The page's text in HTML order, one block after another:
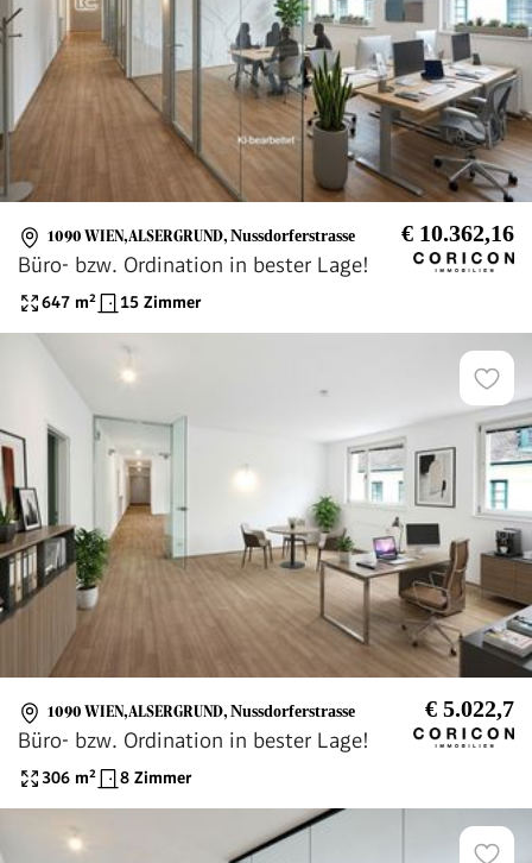
1090 WIEN,ALSERGRUND, Nussdorferstrasse € 10.362,16
Büro- bzw. Ordination in bester Lage!
647 m² 15 Zimmer
1090 WIEN,ALSERGRUND, Nussdorferstrasse € 5.022,7
Büro- bzw. Ordination in bester Lage!
306 m² 8 Zimmer